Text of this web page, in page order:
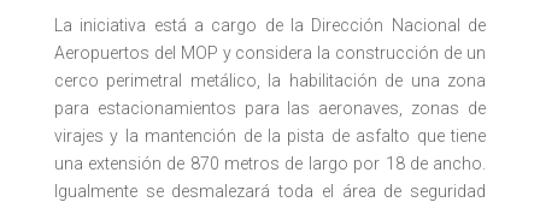
La iniciativa está a cargo de la Dirección Nacional de
Aeropuertos del MOP y considera la construcción de un
cerco perimetral metálico, la habilitación de una zona
para estacionamientos para las aeronaves, zonas de
virajes y la mantención de la pista de asfalto que tiene
una extensión de 870 metros de largo por 18 de ancho.
Igualmente se desmalezará toda el área de seguridad